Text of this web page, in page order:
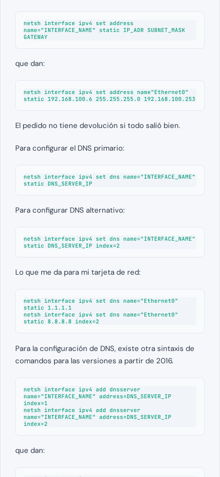
netsh interface ipv4 set address
name="INTERFACE_NAME" static IP_ADR SUBNET_MASK
GATEWAY
que dan:
netsh interface ipv4 set address name"Ethernet0"
static 192.168.100.6 255.255.255.0 192.168.100.253
El pedido no tiene devolución si todo salió bien.
Para configurar el DNS primario:
netsh interface ipv4 set dns name="INTERFACE_NAME"
static DNS_SERVER_IP
Para configurar DNS alternativo:
netsh interface ipv4 set dns name="INTERFACE_NAME"
static DNS_SERVER_IP index=2
Lo que me da para mi tarjeta de red:
netsh interface ipv4 set dns name="Ethernet0"
static 1.1.1.1
netsh interface ipv4 set dns name="Ethernet0"
static 8.8.8.8 index=2
Para la configuración de DNS, existe otra sintaxis de
comandos para las versiones a partir de 2016.
netsh interface ipv4 add dnsserver
name="INTERFACE_NAME" address=DNS_SERVER_IP
index=1
netsh interface ipv4 add dnsserver
name="INTERFACE_NAME" address=DNS_SERVER_IP
index=2
que dan: